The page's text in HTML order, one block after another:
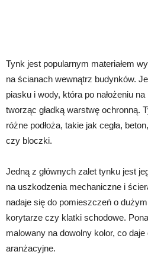
Tynk jest popularnym materiałem
na ścianach wewnątrz budynków.
piasku i wody, która po nałożeniu
tworząc gładką warstwę ochronną.
różne podłoża, takie jak cegła,
czy bloczki.
Jedną z głównych zalet tynku jest
na uszkodzenia mechaniczne i
nadaje się do pomieszczeń o
korytarze czy klatki schodowe.
malowany na dowolny kolor, co
aranżacyjne.